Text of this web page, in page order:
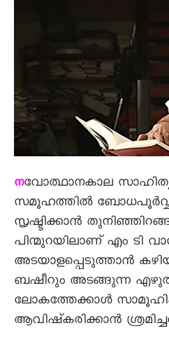
നവോത്ഥാനകാല
സമൂഹത്തിൽ
സൃഷ്ടിക്കാൻ
പിന്മുറയിലാണ് എം ടി
അടയാളപ്പെടുത്താൻ
ബഷീറും അടങ്ങുന്ന
ലോകത്തേക്കാൾ
ആവിഷ്കരിക്കാൻ